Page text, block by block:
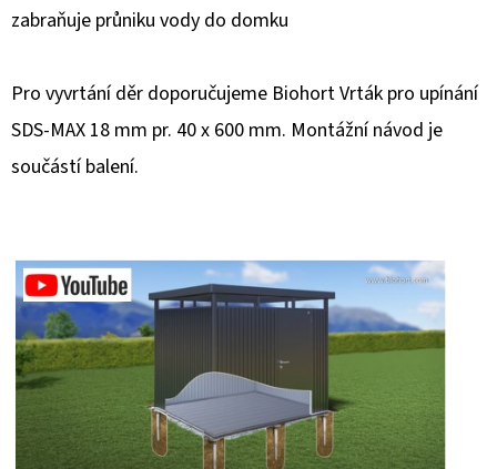
zabraňuje průniku vody do domku
Pro vyvrtání děr doporučujeme Biohort Vrták pro upínání
SDS-MAX 18 mm pr. 40 x 600 mm. Montážní návod je
součástí balení.